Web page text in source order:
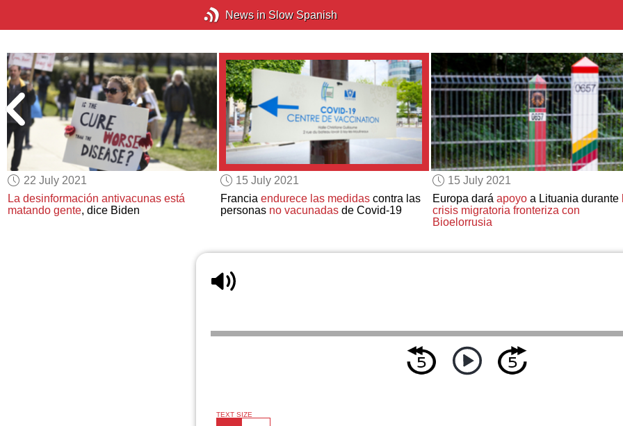
News in Slow Spanish
22 July 2021
La desinformación antivacunas está
matando gente, dice Biden
15 July 2021
Francia endurece las medidascontra las
personas no vacunadasde Covid-19
15 July 2021
Europa dará apoyoa Lituania durante
crisis migratoria fronteriza con
Bioelorrusia
TEXT SIZE